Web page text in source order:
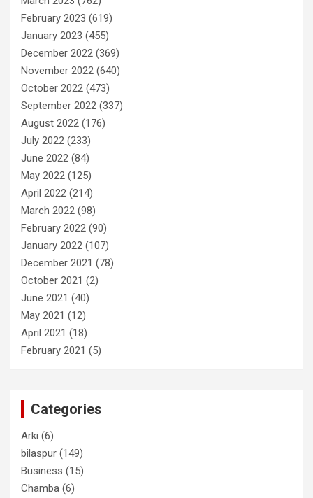
February 2023 (619)
January 2023 (455)
December 2022 (369)
November 2022 (640)
October 2022 (473)
September 2022 (337)
August 2022 (176)
July 2022 (233)
June 2022 (84)
May 2022 (125)
April 2022 (214)
March 2022 (98)
February 2022 (90)
January 2022 (107)
December 2021 (78)
October 2021 (2)
June 2021 (40)
May 2021 (12)
April 2021 (18)
February 2021 (5)
Categories
Arki (6)
bilaspur (149)
Business (15)
Chamba (6)